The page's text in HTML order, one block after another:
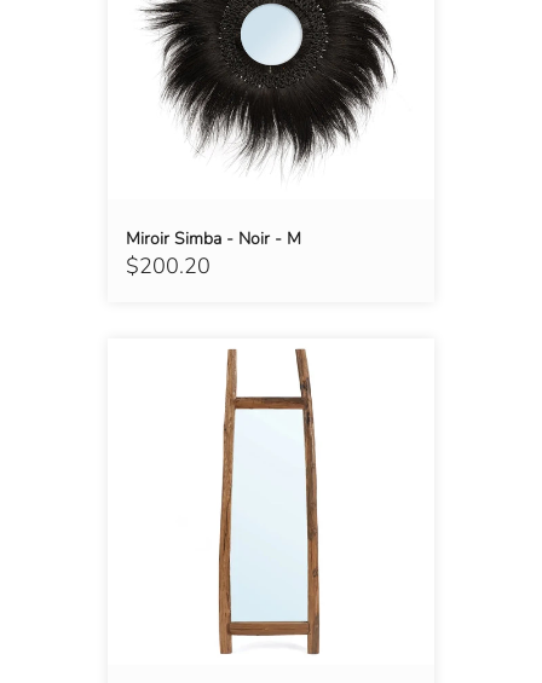
$200.20
Miroir Simba - Noir - M